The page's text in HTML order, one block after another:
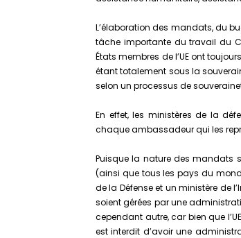
L’élaboration des mandats, du
tâche importante du travail du
États membres de l’UE ont
étant totalement sous la
selon un processus de
En effet, les ministères de la
chaque ambassadeur qui les
Puisque la nature des mandats
(ainsi que tous les pays du
de la Défense et un ministère de
soient gérées par une
cependant autre, car bien que
est interdit d’avoir une